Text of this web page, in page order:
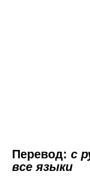
Перевод: с
все языки